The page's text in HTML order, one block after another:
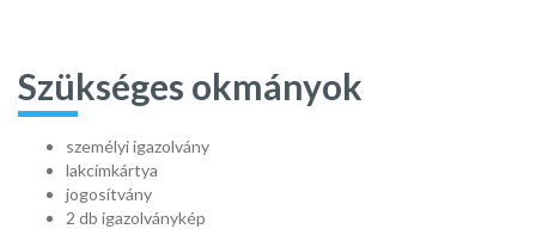
Szükséges okmányok
személyi igazolvány
lakcímkártya
jogosítvány
2 db igazolványkép